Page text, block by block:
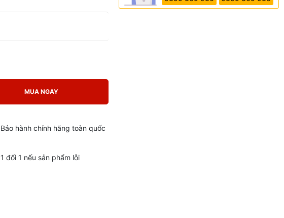
MUA NGAY
Bảo hành chính hãng toàn quốc
1 đổi 1 nếu sản phẩm lỗi